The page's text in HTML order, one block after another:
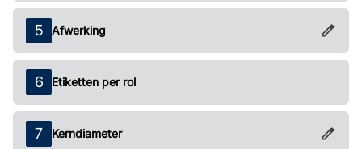
Afwerking
Etiketten per rol
Kerndiameter